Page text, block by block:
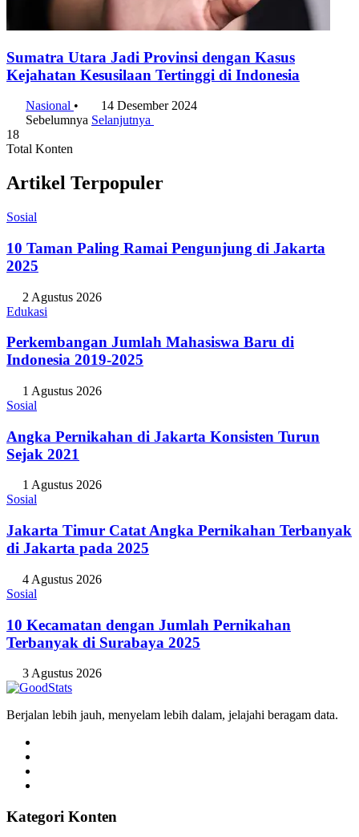
Sumatra Utara Jadi Provinsi dengan Kasus
Kejahatan Kesusilaan Tertinggi di Indonesia
Nasional •
14 Desember 2024
Sebelumnya Selanjutnya
18
Total Konten
Artikel Terpopuler
Sosial
10 Taman Paling Ramai Pengunjung di Jakarta
2025
2 Agustus 2026
Edukasi
Perkembangan Jumlah Mahasiswa Baru di
Indonesia 2019-2025
1 Agustus 2026
Sosial
Angka Pernikahan di Jakarta Konsisten Turun
Sejak 2021
1 Agustus 2026
Sosial
Jakarta Timur Catat Angka Pernikahan Terbanyak
di Jakarta pada 2025
4 Agustus 2026
Sosial
10 Kecamatan dengan Jumlah Pernikahan
Terbanyak di Surabaya 2025
3 Agustus 2026
Berjalan lebih jauh, menyelam lebih dalam, jelajahi beragam data.
Kategori Konten